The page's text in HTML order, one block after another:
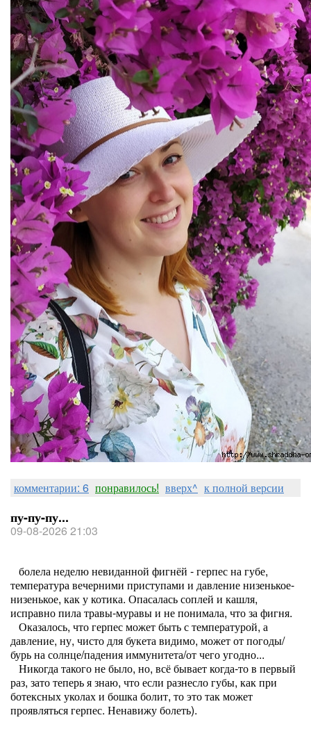
комментарии: 6 понравилось! вверх^ к полной версии
пу-пу-пу...
09-08-2026 21:03
болела неделю невиданной фигнёй - герпес на губе,
температура вечерними приступами и давление низенькое-
низенькое, как у котика. Опасалась соплей и кашля,
исправно пила травы-муравы и не понимала, что за фигня.
Оказалось, что герпес может быть с температурой, а
давление, ну, чисто для букета видимо, может от погоды/
бурь на солнце/падения иммунитета/от чего угодно...
Никогда такого не было, но, всё бывает когда-то в первый
раз, зато теперь я знаю, что если разнесло губы, как при
ботексных уколах и бошка болит, то это так может
проявляться герпес. Ненавижу болеть).